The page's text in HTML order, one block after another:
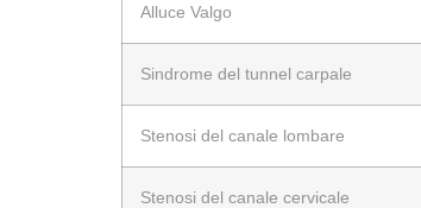
Alluce Valgo
Sindrome del tunnel carpale
Stenosi del canale lombare
Stenosi del canale cervicale